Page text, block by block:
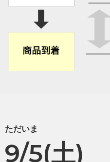
ただいま
9/5(土)